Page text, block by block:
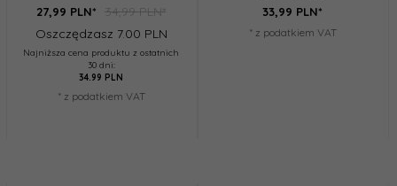
27,99 PLN*
34,99 PLN*
Oszczędzasz 7.00 PLN
Najniższa cena produktu z ostatnich
30 dni:
34.99 PLN
* z podatkiem VAT
33,99 PLN*
* z podatkiem VAT